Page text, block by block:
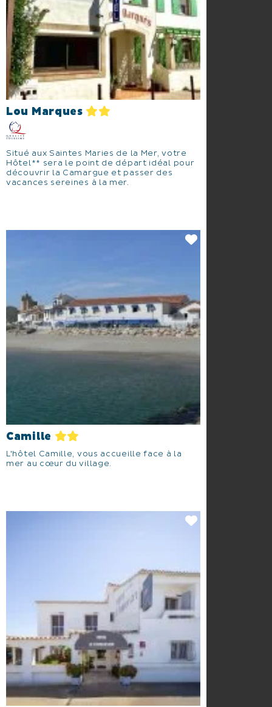
Lou Marques
Situé aux Saintes Maries de la Mer, votre
Hôtel** sera le point de départ idéal pour
découvrir la Camargue et passer des
vacances sereines à la mer.
Camille
L'hôtel Camille, vous accueille face à la
mer au cœur du village.